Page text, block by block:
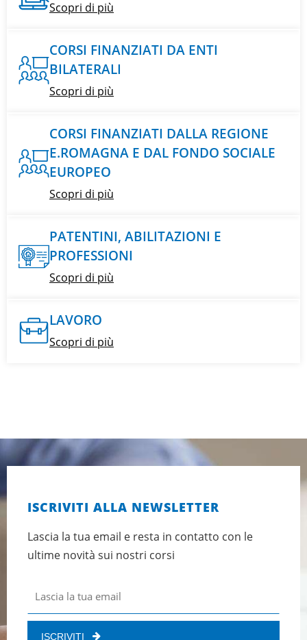
Scopri di più
CORSI FINANZIATI DA ENTI
BILATERALI
Scopri di più
CORSI FINANZIATI DALLA REGIONE
E.ROMAGNA E DAL FONDO SOCIALE
EUROPEO
Scopri di più
PATENTINI, ABILITAZIONI E
PROFESSIONI
Scopri di più
LAVORO
Scopri di più
ISCRIVITI ALLA NEWSLETTER
Lascia la tua email e resta in contatto con le
ultime novità sui nostri corsi
ISCRIVITI